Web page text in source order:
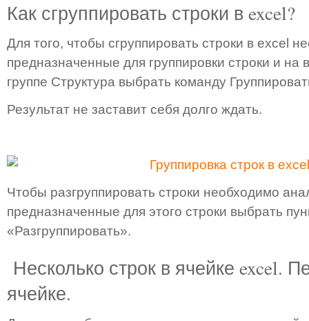
Как сгруппировать строки в excel?
Для того, чтобы сгруппировать строки в excel
предназначенные для группировки строки и на
группе Структура выбрать команду
Результат не заставит себя долго ждать.
Чтобы разгруппировать строки необходимо
предназначенные для этого строки выбрать
«Разгруппировать».
Несколько строк в ячейке excel.
ячейке.